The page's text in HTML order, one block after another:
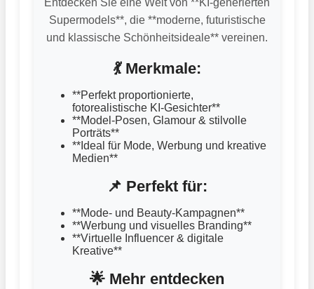
Entdecken Sie eine Welt von **KI-generierten
Supermodels**, die **moderne, futuristische
und klassische Schönheitsideale** vereinen.
💃 Merkmale:
**Perfekt proportionierte,
fotorealistische KI-Gesichter**
**Model-Posen, Glamour & stilvolle
Porträts**
**Ideal für Mode, Werbung und kreative
Medien**
📌 Perfekt für:
**Mode- und Beauty-Kampagnen**
**Werbung und visuelles Branding**
**Virtuelle Influencer & digitale
Kreative**
🌟 Mehr entdecken